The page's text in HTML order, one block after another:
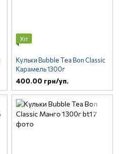
Хіт
Кульки Bubble Tea Bon Classic
Карамель 1300г
400.00 грн/уп.